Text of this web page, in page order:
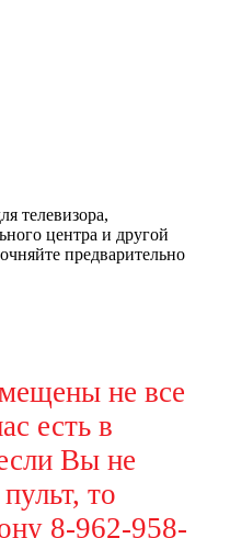
телевизора,
центра и другой
предварительно
не все
есть в
Вы не
то
8-962-958-